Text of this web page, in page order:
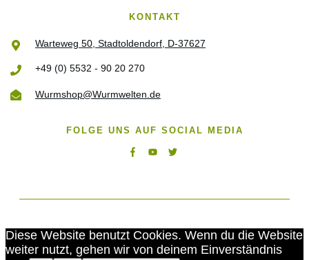
KONTAKT
Warteweg 50, Stadtoldendorf, D-37627
+49 (0) 5532 - 90 20 270
Wurmshop@Wurmwelten.de
FOLGE UNS AUF SOCIAL MEDIA
Diese Website benutzt Cookies. Wenn du die Website
weiter nutzt, gehen wir von deinem Einverständnis